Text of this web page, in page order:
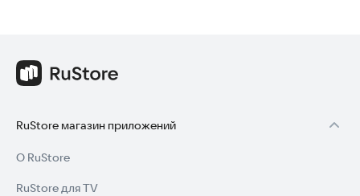
RuStore магазин приложений
О RuStore
RuStore для TV